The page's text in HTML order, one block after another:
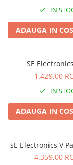
Mixere DMX
Stative si schela
Instrumente
Instrumente cu
IN
ADAUGA IN COS
SE
1.429,00
IN
ADAUGA IN COS
sE Electronics V
4.359,00